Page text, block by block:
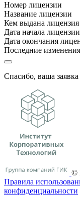
Номер лицензии
Название лицензии
Кем выдана лицензия
Дата начала лицензии
Дата окончания
Последние
Спасибо, ваша
©
Правила
конфиденциальности